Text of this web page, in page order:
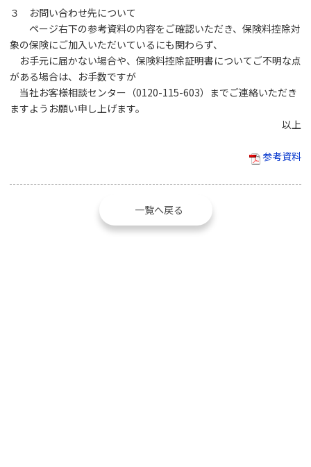
３ お問い合わせ先について
ページ右下の参考資料の内容をご確認いただき、保険料控除対
象の保険にご加入いただいているにも関わらず、
お手元に届かない場合や、保険料控除証明書についてご不明な点
がある場合は、お手数ですが
当社お客様相談センター（0120-115-603）までご連絡いただき
ますようお願い申し上げます。
以上
参考資料
一覧へ戻る